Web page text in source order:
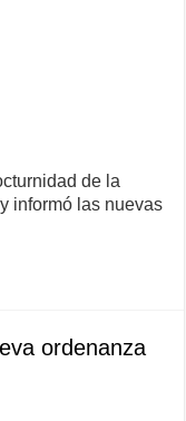
de la
informó las nuevas
ordenanza